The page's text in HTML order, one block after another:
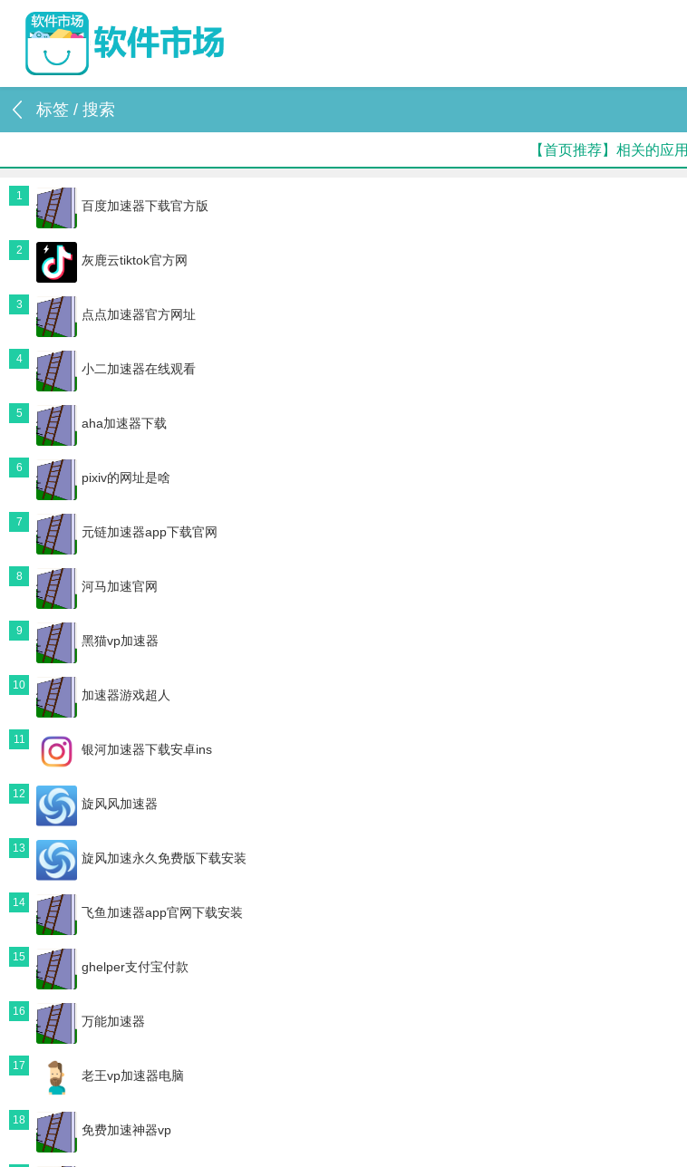
标签 / 搜索
【首页推荐】相关的应用
1
百度加速器下载官方版
2
灰鹿云tiktok官方网
3
点点加速器官方网址
4
小二加速器在线观看
5
aha加速器下载
6
pixiv的网址是啥
7
元链加速器app下载官网
8
河马加速官网
9
黑猫vp加速器
10
加速器游戏超人
11
银河加速器下载安卓ins
12
旋风风加速器
13
旋风加速永久免费版下载安装
14
飞鱼加速器app官网下载安装
15
ghelper支付宝付款
16
万能加速器
17
老王vp加速器电脑
18
免费加速神器vp